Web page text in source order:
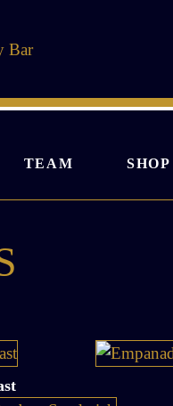
TEAM SHOP